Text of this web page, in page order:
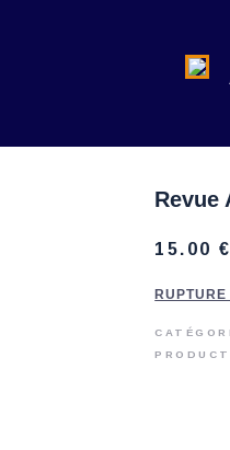
NOS
REVUE
Revue
15. 00 €
RUPTURE